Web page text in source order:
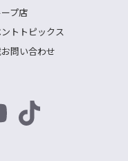
プ店
トトピックス
問い合わせ